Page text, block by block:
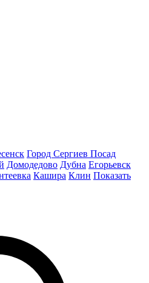
Город Сергиев Посад
Домодедово Дубна Егорьевск
Кашира Клин Показать